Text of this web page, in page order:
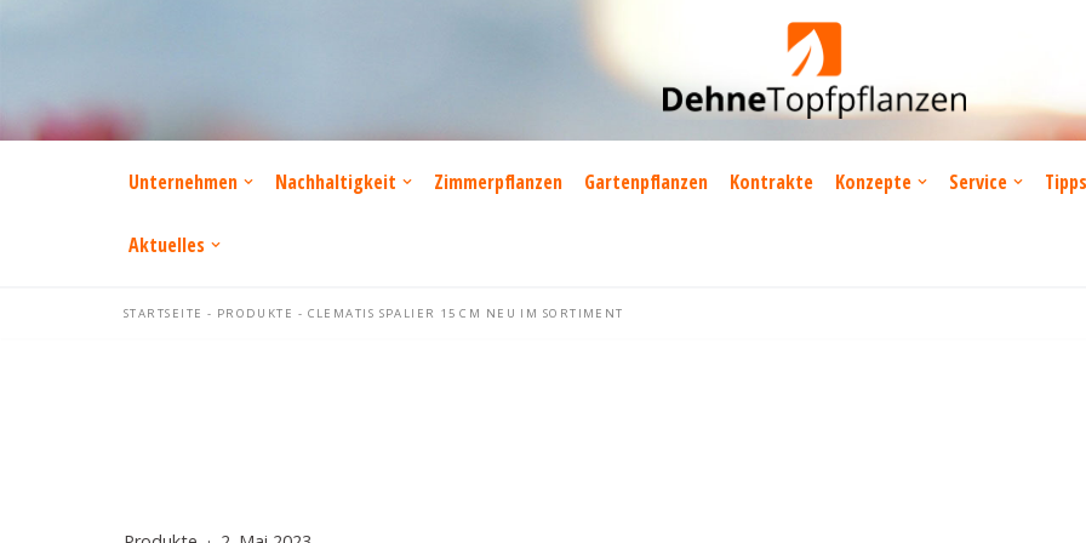
springen
Unternehmen
Nachhaltigkeit Zimmerpflanzen Gartenpflanzen Kontrakte Konzepte Service Tipps
Aktuelles
STARTSEITE - PRODUKTE - CLEMATIS SPALIER 15 CM NEU IM SORTIMENT